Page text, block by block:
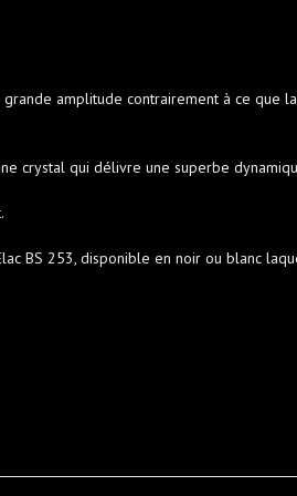
amplitude contrairement à ce que
crystal qui délivre une superbe
BS 253, disponible en noir ou blanc